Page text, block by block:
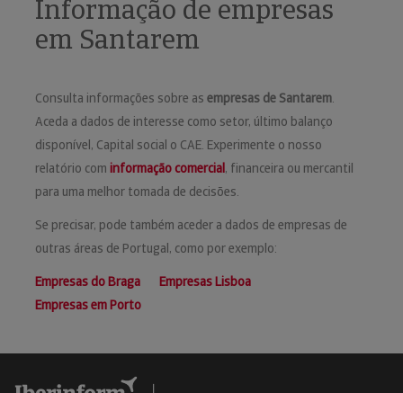
Informação de empresas
em Santarem
Consulta informações sobre as empresas de Santarem.
Aceda a dados de interesse como setor, último balanço
disponível, Capital social o CAE. Experimente o nosso
relatório com informação comercial, financeira ou mercantil
para uma melhor tomada de decisões.
Se precisar, pode também aceder a dados de empresas de
outras áreas de Portugal, como por exemplo:
Empresas do Braga
Empresas Lisboa
Empresas em Porto